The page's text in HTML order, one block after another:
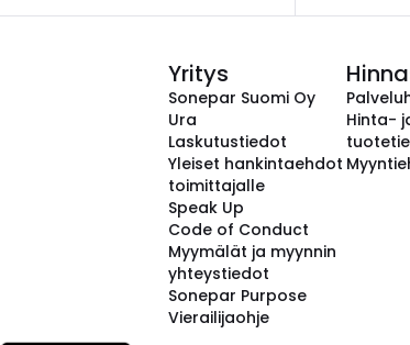
Yritys
Sonepar Suomi Oy
Ura
Laskutustiedot
Yleiset hankintaehdot
toimittajalle
Speak Up
Code of Conduct
Myymälät ja myynnin
yhteystiedot
Sonepar Purpose
Vierailijaohje
Hinta-